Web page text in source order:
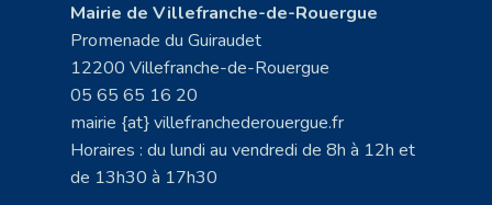
Mairie de Villefranche-de-Rouergue
Promenade du Guiraudet
12200 Villefranche-de-Rouergue
05 65 65 16 20
mairie {at} villefranchederouergue.fr
Horaires : du lundi au vendredi de 8h à 12h et
de 13h30 à 17h30